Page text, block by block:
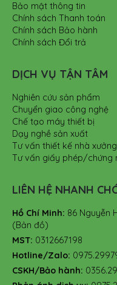
Bảo mật thông tin
Chính sách Thanh toán
Chính sách Bảo hành
Chính sách Đổi trả
DỊCH VỤ TẬN TÂM
Nghiên cứu sản phẩm
Chuyển giao công nghệ
Chế tạo máy thiết bị
Dạy nghề sản xuất
Tư vấn thiết kế nhà xưởng
Tư vấn giấy phép/chứng
LIÊN HỆ NHANH
Hồ Chí Minh: 86 Nguyễn
(Bản đồ)
MST: 0312667198
Hotline/Zalo:
CSKH/Bảo hành: